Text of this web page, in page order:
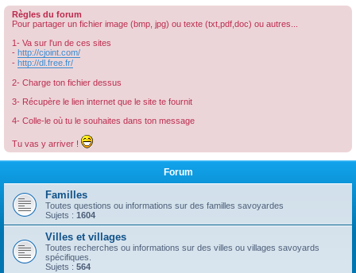
Règles du forum
Pour partager un fichier image (bmp, jpg) ou texte (txt,pdf,doc) ou autres...
1- Va sur l'un de ces sites
- http://cjoint.com/
- http://dl.free.fr/
2- Charge ton fichier dessus
3- Récupère le lien internet que le site te fournit
4- Colle-le où tu le souhaites dans ton message
Tu vas y arriver !
Forum
Familles
Toutes questions ou informations sur des familles savoyardes
Sujets : 1604
Villes et villages
Toutes recherches ou informations sur des villes ou villages savoyards
spécifiques.
Sujets : 564